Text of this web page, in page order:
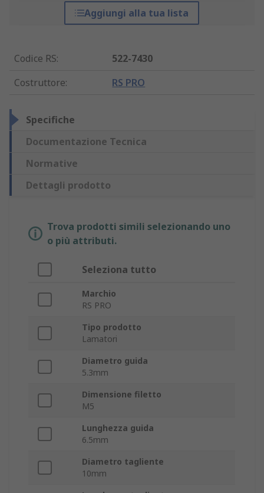
Aggiungi alla tua lista
Codice RS:
522-7430
Costruttore: RS PRO
Specifiche
Documentazione Tecnica
Normative
Dettagli prodotto
Trova prodotti simili selezionando uno
o più attributi.
Seleziona tutto
Marchio
RS PRO
Tipo prodotto
Lamatori
Diametro guida
5.3mm
Dimensione filetto
M5
Lunghezza guida
6.5mm
Diametro tagliente
10mm